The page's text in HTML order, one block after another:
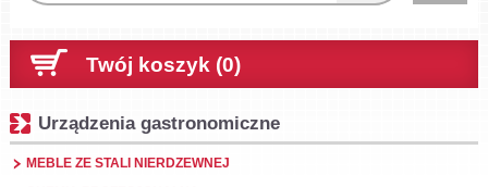
Twój koszyk (0)
Urządzenia gastronomiczne
MEBLE ZE STALI NIERDZEWNEJ